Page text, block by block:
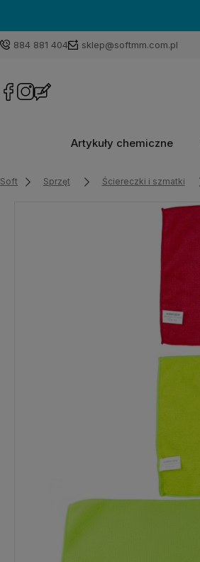
884 881 404 sklep@softmm.com.pl
Artykuły chemiczne
Soft Sprzęt Ściereczki i szmatki
Dostępność: